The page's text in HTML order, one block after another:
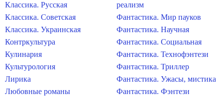
Классика. Русская
Классика. Советская
Классика. Украинская
Контркультура
Кулинария
Культурология
Лирика
Любовные романы
реализм
Фантастика. Мир пауков
Фантастика. Научная
Фантастика. Социальная
Фантастика. Технофэнтези
Фантастика. Триллер
Фантастика. Ужасы, мистика
Фантастика. Фэнтези